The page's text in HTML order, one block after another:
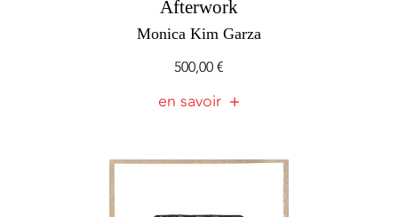
Afterwork
Monica Kim Garza
500,00€
en savoir